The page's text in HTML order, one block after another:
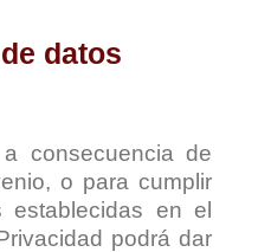
datos
consecuencia de
o para cumplir
establecidas en el
podrá dar